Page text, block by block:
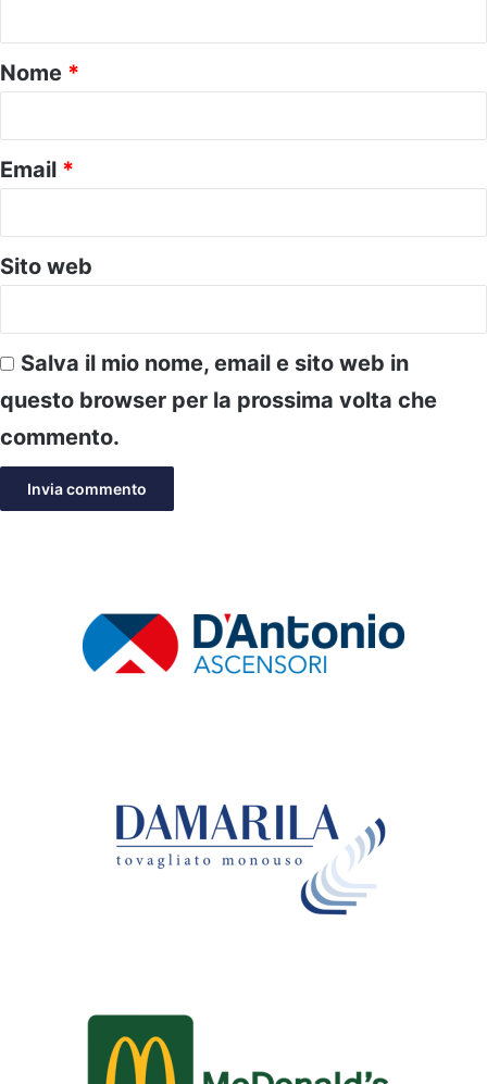
o
*
Nome *
Email *
Sito web
Salva il mio nome, email e sito web in
questo browser per la prossima volta che
commento.